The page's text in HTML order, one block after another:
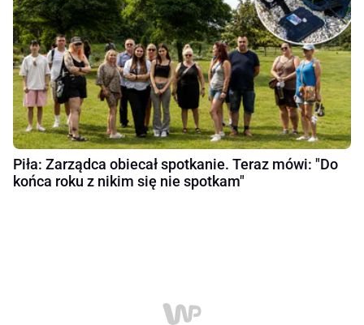
Piła: Zarządca obiecał spotkanie. Teraz mówi: "Do
końca roku z nikim się nie spotkam"